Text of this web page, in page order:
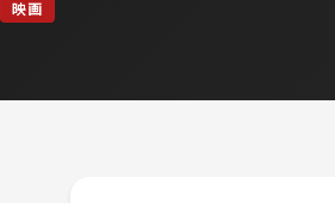
映画